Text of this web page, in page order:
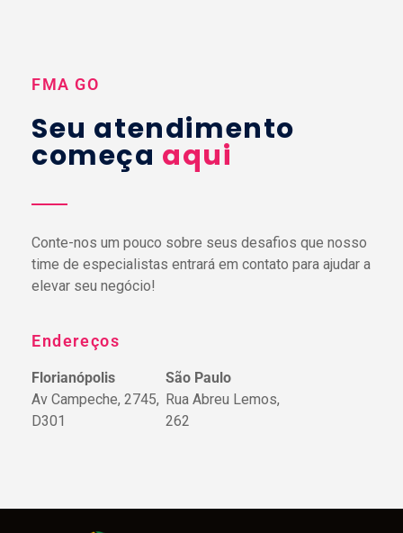
FMA GO
Seu atendimento
começa aqui
Conte-nos um pouco sobre seus desafios que nosso
time de especialistas entrará em contato para ajudar a
elevar seu negócio!
Endereços
Florianópolis
Av Campeche, 2745,
D301
São Paulo
Rua Abreu Lemos,
262